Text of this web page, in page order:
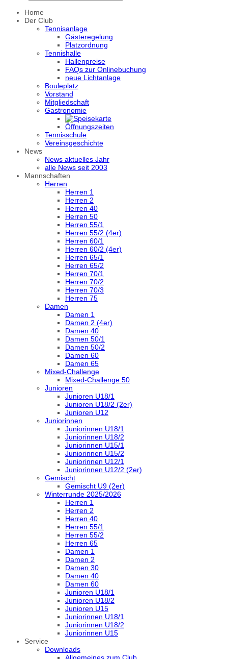
Home
Der Club
Tennisanlage
Gästeregelung
Platzordnung
Tennishalle
Hallenpreise
FAQs zur Onlinebuchung
neue Lichtanlage
Bouleplatz
Vorstand
Mitgliedschaft
Gastronomie
Öffnungszeiten
Tennisschule
Vereinsgeschichte
News
News aktuelles Jahr
alle News seit 2003
Mannschaften
Herren
Herren 1
Herren 2
Herren 40
Herren 50
Herren 55/1
Herren 55/2 (4er)
Herren 60/1
Herren 60/2 (4er)
Herren 65/1
Herren 65/2
Herren 70/1
Herren 70/2
Herren 70/3
Herren 75
Damen
Damen 1
Damen 2 (4er)
Damen 40
Damen 50/1
Damen 50/2
Damen 60
Damen 65
Mixed-Challenge
Mixed-Challenge 50
Junioren
Junioren U18/1
Junioren U18/2 (2er)
Junioren U12
Juniorinnen
Juniorinnen U18/1
Juniorinnen U18/2
Juniorinnen U15/1
Juniorinnen U15/2
Juniorinnen U12/1
Juniorinnen U12/2 (2er)
Gemischt
Gemischt U9 (2er)
Winterrunde 2025/2026
Herren 1
Herren 2
Herren 40
Herren 55/1
Herren 55/2
Herren 65
Damen 1
Damen 2
Damen 30
Damen 40
Damen 60
Junioren U18/1
Junioren U18/2
Junioren U15
Juniorinnen U18/1
Juniorinnen U18/2
Juniorinnen U15
Service
Downloads
Allgemeines zum Club